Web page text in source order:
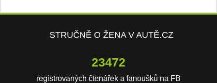
STRUČNĚ O ŽENA V AUTĚ.CZ
23472
registrovaných čtenářek a fanoušků na FB